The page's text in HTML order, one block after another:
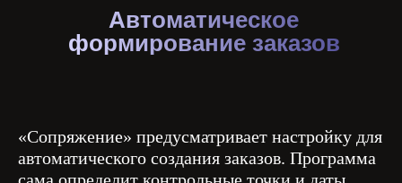
Автоматическое
формирование заказов
«Сопряжение» предусматривает настройку для
автоматического создания заказов. Программа